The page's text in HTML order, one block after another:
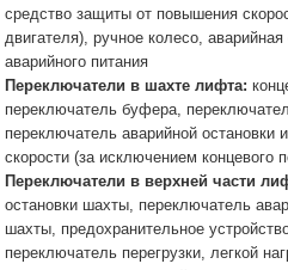
средство защиты от повышения
двигателя), ручное колесо,
аварийного питания
Переключатели в шахте лифта:
переключатель буфера,
переключатель аварийной остановки
скорости (за исключением концевого
Переключатели в верхней части
остановки шахты, переключатель
шахты, предохранительное
переключатель перегрузки, легкой